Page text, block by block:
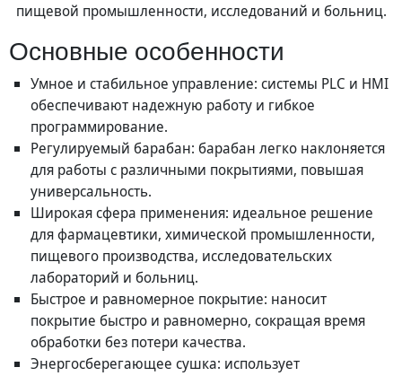
пищевой промышленности, исследований и больниц.
Основные особенности
Умное и стабильное управление: системы PLC и HMI
обеспечивают надежную работу и гибкое
программирование.
Регулируемый барабан: барабан легко наклоняется
для работы с различными покрытиями, повышая
универсальность.
Широкая сфера применения: идеальное решение
для фармацевтики, химической промышленности,
пищевого производства, исследовательских
лабораторий и больниц.
Быстрое и равномерное покрытие: наносит
покрытие быстро и равномерно, сокращая время
обработки без потери качества.
Энергосберегающее сушка: использует